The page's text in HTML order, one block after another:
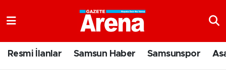
Resmi İlanlar Samsun Haber Samsunspor